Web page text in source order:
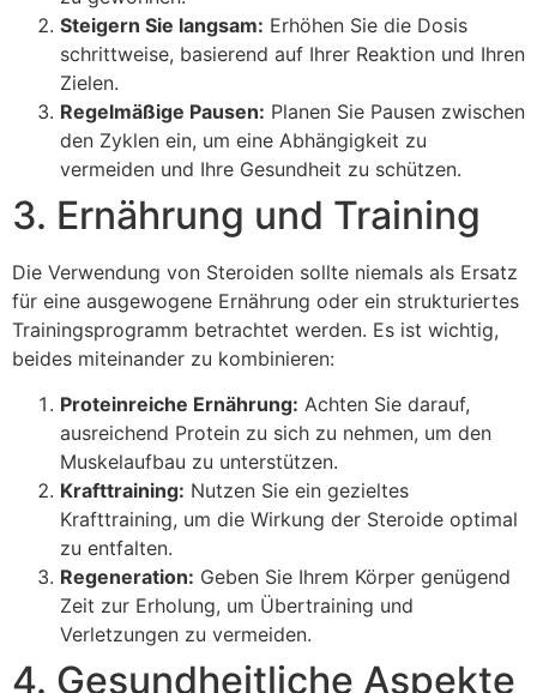
Steigern Sie langsam: Erhöhen Sie die Dosis
schrittweise, basierend auf Ihrer Reaktion und Ihren
Zielen.
Regelmäßige Pausen: Planen Sie Pausen zwischen
den Zyklen ein, um eine Abhängigkeit zu
vermeiden und Ihre Gesundheit zu schützen.
3. Ernährung und Training
Die Verwendung von Steroiden sollte niemals als Ersatz
für eine ausgewogene Ernährung oder ein strukturiertes
Trainingsprogramm betrachtet werden. Es ist wichtig,
beides miteinander zu kombinieren:
Proteinreiche Ernährung: Achten Sie darauf,
ausreichend Protein zu sich zu nehmen, um den
Muskelaufbau zu unterstützen.
Krafttraining: Nutzen Sie ein gezieltes
Krafttraining, um die Wirkung der Steroide optimal
zu entfalten.
Regeneration: Geben Sie Ihrem Körper genügend
Zeit zur Erholung, um Übertraining und
Verletzungen zu vermeiden.
4. Gesundheitliche Aspekte